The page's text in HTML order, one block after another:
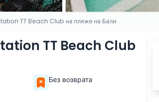
TT Beach Club на пляже на Бали
TT Beach Club
Без возврата